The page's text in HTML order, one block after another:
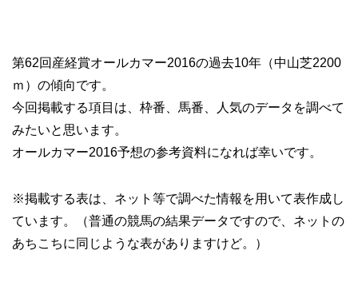
第62回産経賞オールカマー2016の過去10年（中山芝2200
ｍ）の傾向です。
今回掲載する項目は、枠番、馬番、人気のデータを調べて
みたいと思います。
オールカマー2016予想の参考資料になれば幸いです。
※掲載する表は、ネット等で調べた情報を用いて表作成し
ています。（普通の競馬の結果データですので、ネットの
あちこちに同じような表がありますけど。）